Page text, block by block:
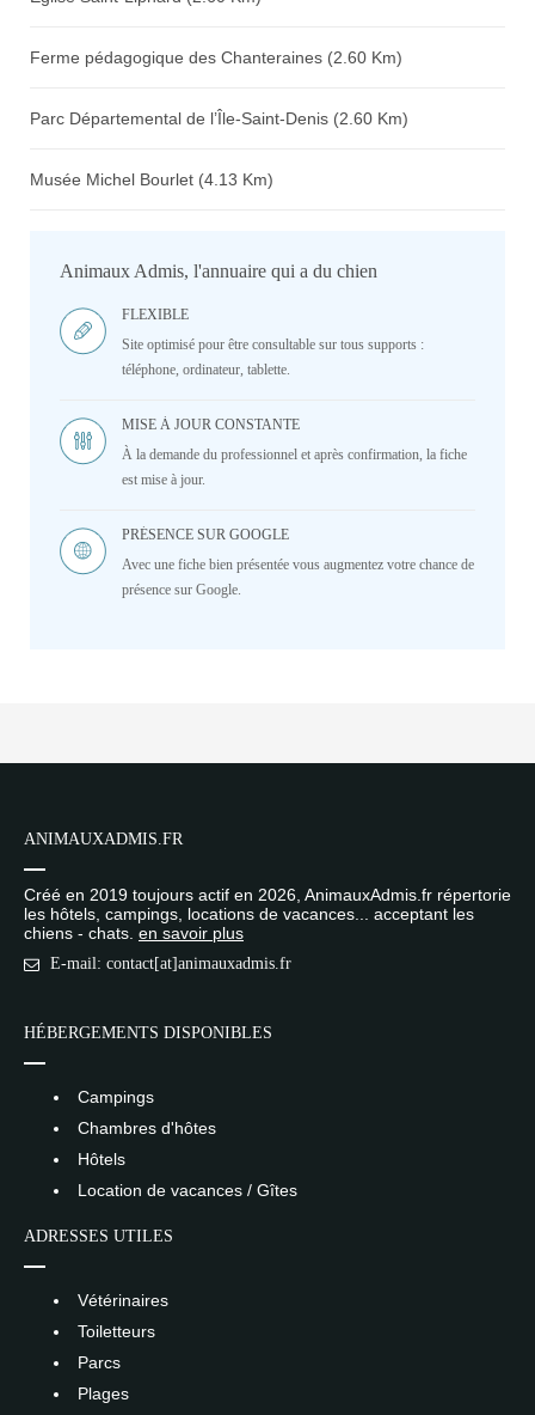
Ferme pédagogique des Chanteraines (2.60 Km)
Parc Départemental de l’Île-Saint-Denis (2.60 Km)
Musée Michel Bourlet (4.13 Km)
Animaux Admis, l'annuaire qui a du chien
FLEXIBLE
Site optimisé pour être consultable sur tous supports :
téléphone, ordinateur, tablette.
MISE À JOUR CONSTANTE
À la demande du professionnel et après confirmation, la fiche
est mise à jour.
PRÉSENCE SUR GOOGLE
Avec une fiche bien présentée vous augmentez votre chance de
présence sur Google.
ANIMAUXADMIS.FR
Créé en 2019 toujours actif en 2026, AnimauxAdmis.fr répertorie
les hôtels, campings, locations de vacances... acceptant les
chiens - chats. en savoir plus
E-mail: contact[at]animauxadmis.fr
HÉBERGEMENTS DISPONIBLES
Campings
Chambres d'hôtes
Hôtels
Location de vacances / Gîtes
ADRESSES UTILES
Vétérinaires
Toiletteurs
Parcs
Plages